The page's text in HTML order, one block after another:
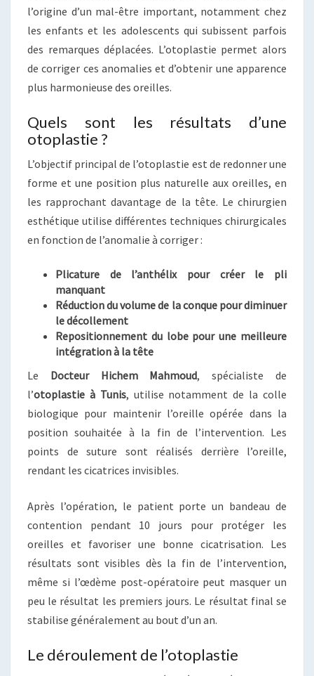
l’origine d’un mal-être important, notamment chez
les enfants et les adolescents qui subissent parfois
des remarques déplacées. L’otoplastie permet alors
de corriger ces anomalies et d’obtenir une apparence
plus harmonieuse des oreilles.
Quels sont les résultats d’une
otoplastie ?
L’objectif principal de l’otoplastie est de redonner une
forme et une position plus naturelle aux oreilles, en
les rapprochant davantage de la tête. Le chirurgien
esthétique utilise différentes techniques chirurgicales
en fonction de l’anomalie à corriger :
Plicature de l’anthélix pour créer le pli
manquant
Réduction du volume de la conque pour diminuer
le décollement
Repositionnement du lobe pour une meilleure
intégration à la tête
Le Docteur Hichem Mahmoud, spécialiste de
l’otoplastie à Tunis, utilise notamment de la colle
biologique pour maintenir l’oreille opérée dans la
position souhaitée à la fin de l’intervention. Les
points de suture sont réalisés derrière l’oreille,
rendant les cicatrices invisibles.
Après l’opération, le patient porte un bandeau de
contention pendant 10 jours pour protéger les
oreilles et favoriser une bonne cicatrisation. Les
résultats sont visibles dès la fin de l’intervention,
même si l’œdème post-opératoire peut masquer un
peu le résultat les premiers jours. Le résultat final se
stabilise généralement au bout d’un an.
Le déroulement de l’otoplastie